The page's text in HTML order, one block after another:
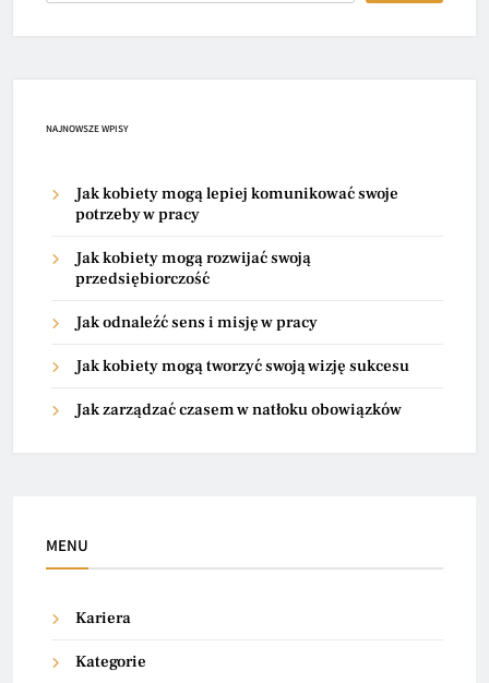
NAJNOWSZE WPISY
Jak kobiety mogą lepiej komunikować swoje
potrzeby w pracy
Jak kobiety mogą rozwijać swoją
przedsiębiorczość
Jak odnaleźć sens i misję w pracy
Jak kobiety mogą tworzyć swoją wizję sukcesu
Jak zarządzać czasem w natłoku obowiązków
MENU
Kariera
Kategorie